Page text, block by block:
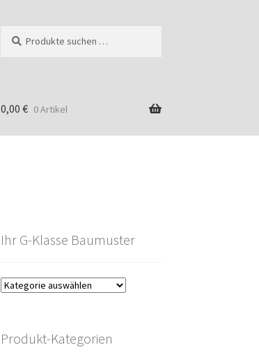
nach:
0,00 € 0 Artikel
Ihr G-Klasse Baumuster
Produkt-Kategorien